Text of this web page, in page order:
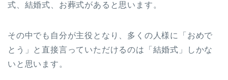
式、結婚式、お葬式があると思います。
その中でも自分が主役となり、多くの人様に「おめで
とう」と直接言っていただけるのは「結婚式」しかな
いと思います。